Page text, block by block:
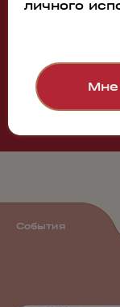
События
личного
Мне